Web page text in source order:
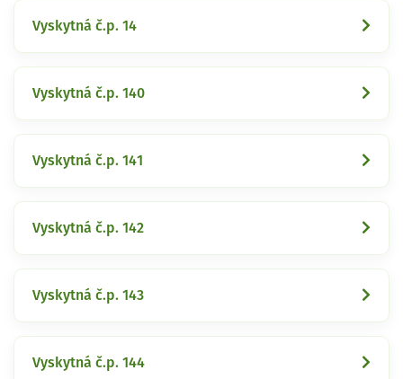
Vyskytná č.p. 14
Vyskytná č.p. 140
Vyskytná č.p. 141
Vyskytná č.p. 142
Vyskytná č.p. 143
Vyskytná č.p. 144